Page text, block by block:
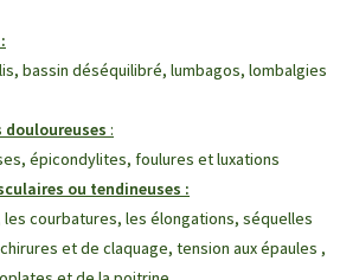
bassin déséquilibré, lumbagos, lombalgies
:
épicondylites, foulures et luxations
ou tendineuses :
courbatures, les élongations, séquelles
et de claquage, tension aux épaules ,